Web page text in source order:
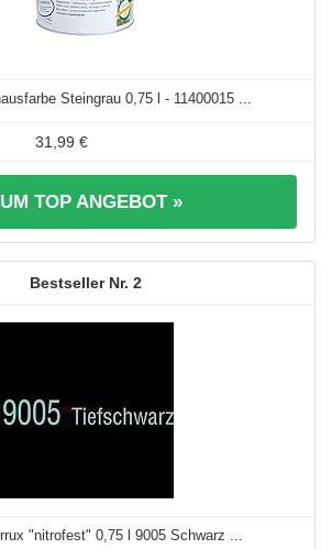
Steingrau 0,75 l - 11400015 ...
31,99 €
TOP ANGEBOT »
2
"nitrofest" 0,75 l 9005 Schwarz ...